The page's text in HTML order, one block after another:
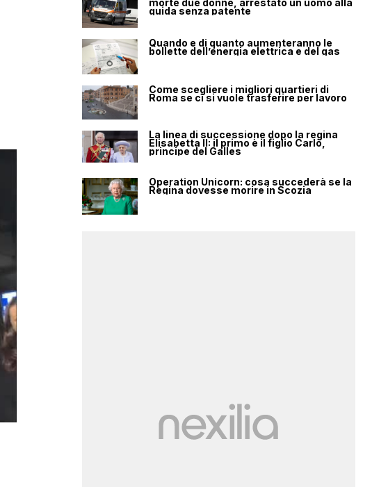
morte due donne, arrestato un uomo alla
guida senza patente
Quando e di quanto aumenteranno le
bollette dell’energia elettrica e del gas
Come scegliere i migliori quartieri di
Roma se ci si vuole trasferire per lavoro
La linea di successione dopo la regina
Elisabetta II: il primo è il figlio Carlo,
principe del Galles
Operation Unicorn: cosa succederà se la
Regina dovesse morire in Scozia